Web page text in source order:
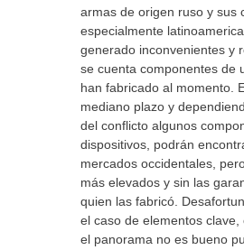
armas de origen ruso y sus
especialmente
generado inconvenientes y
se cuenta componentes de
han fabricado al momento.
mediano plazo y
del conflicto algunos
dispositivos, podrán
mercados occidentales,
más elevados y sin las
quien las fabricó.
el caso de elementos clave,
el panorama no es bueno